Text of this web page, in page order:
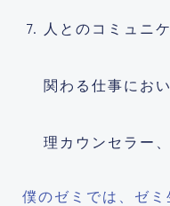
人とのコミュニ
関わる仕事にお
理カウンセラー
僕のゼミでは、ゼ